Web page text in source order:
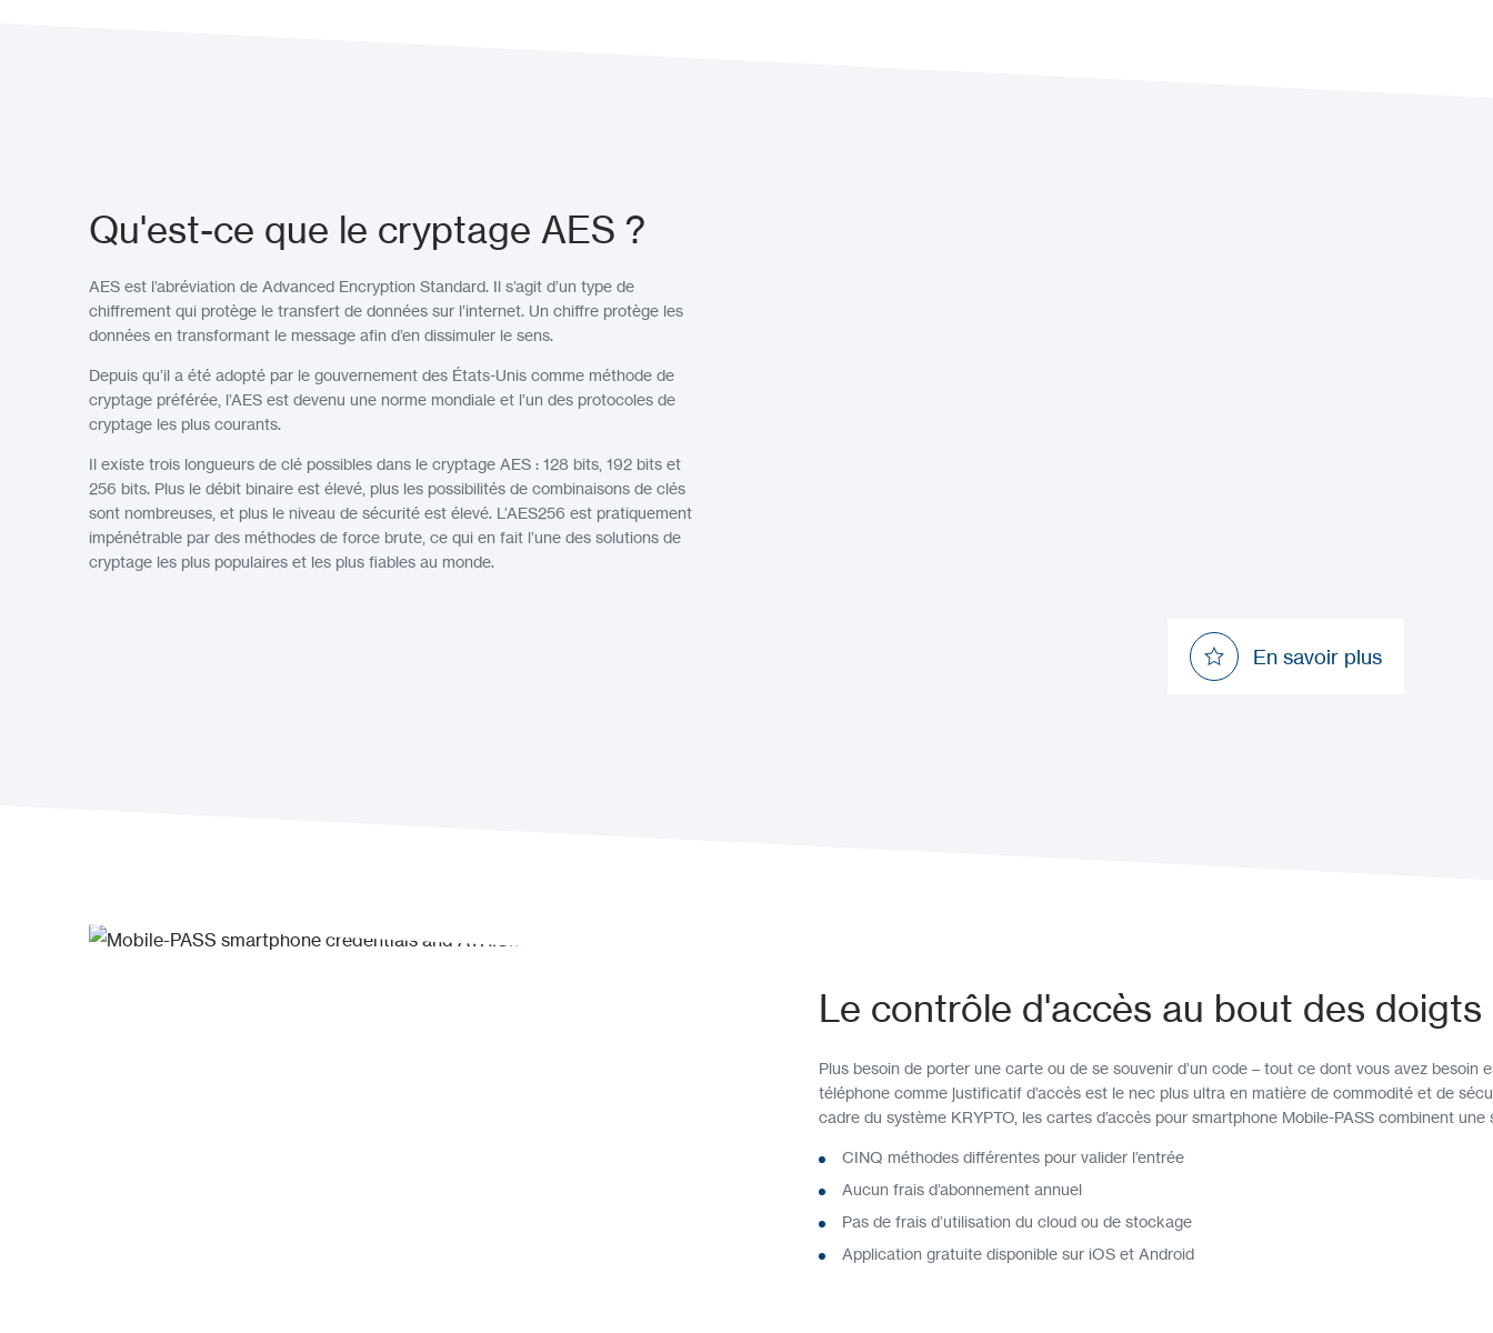
Qu'est-ce que le cryptage AES ?
AES est l’abréviation de Advanced Encryption Standard. Il s’agit d’un type de
chiffrement qui protège le transfert de données sur l’internet. Un chiffre protège les
données en transformant le message afin d’en dissimuler le sens.
Depuis qu’il a été adopté par le gouvernement des États-Unis comme méthode de
cryptage préférée, l’AES est devenu une norme mondiale et l’un des protocoles de
cryptage les plus courants.
Il existe trois longueurs de clé possibles dans le cryptage AES : 128 bits, 192 bits et
256 bits. Plus le débit binaire est élevé, plus les possibilités de combinaisons de clés
sont nombreuses, et plus le niveau de sécurité est élevé. L’AES256 est pratiquement
impénétrable par des méthodes de force brute, ce qui en fait l’une des solutions de
cryptage les plus populaires et les plus fiables au monde.
En savoir plus
Le contrôle d'accès au bout des doigts
Plus besoin de porter une carte ou de se souvenir d’un code – tout ce dont vous avez besoin
téléphone comme justificatif d’accès est le nec plus ultra en matière de commodité et de
cadre du système KRYPTO, les cartes d’accès pour smartphone Mobile-PASS combinent
CINQ méthodes différentes pour valider l’entrée
Aucun frais d’abonnement annuel
Pas de frais d’utilisation du cloud ou de stockage
Application gratuite disponible sur iOS et Android